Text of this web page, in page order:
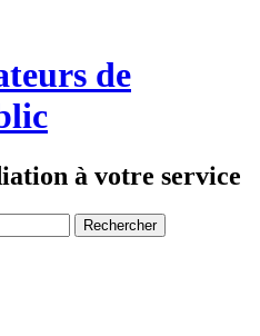
de
à votre service